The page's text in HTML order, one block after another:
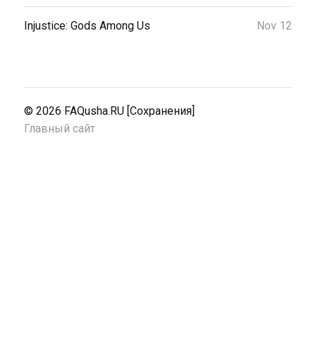
Injustice: Gods Among Us Nov 12
© 2026 FAQusha.RU [Сохранения]
Главный сайт